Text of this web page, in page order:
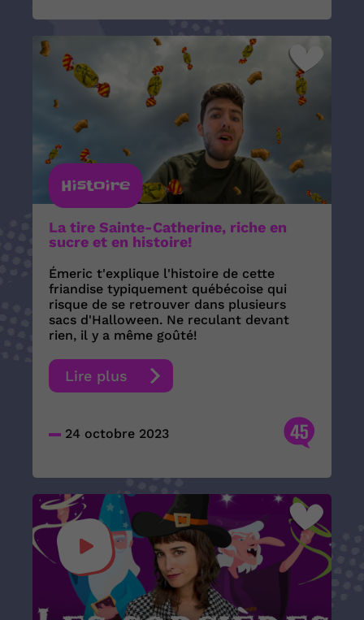
Histoire
La tire Sainte-Catherine, riche en
sucre et en histoire!
Émeric t'explique l'histoire de cette
friandise typiquement québécoise qui
risque de se retrouver dans plusieurs
sacs d'Halloween. Ne reculant devant
rien, il y a même goûté!
Lire plus
24 octobre 2023 45